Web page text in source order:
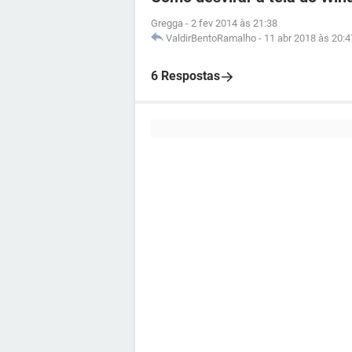
Gregga - 2 fev 2014 às 21:38
ValdirBentoRamalho - 11 abr 2018 às
6 Respostas